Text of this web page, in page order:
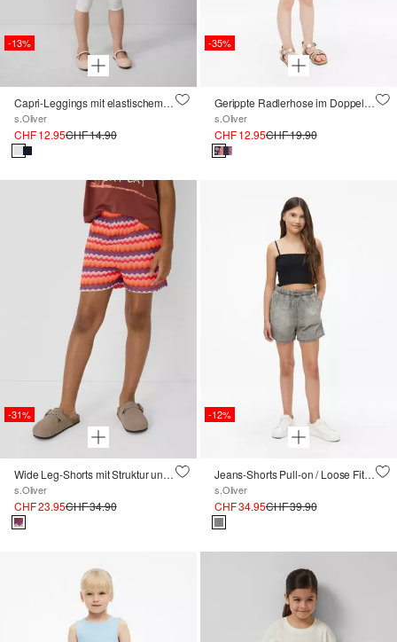
-13%
Capri-Leggings mit elastischem Bund
s.Oliver
CHF 12.95CHF 14.90
-35%
Gerippte Radlerhose im Doppelpack
s.Oliver
CHF 12.95CHF 19.90
-31%
Wide Leg-Shorts mit Struktur und Jerseyfutter
s.Oliver
CHF 23.95CHF 34.90
-12%
Jeans-Shorts Pull-on / Loose Fit / High Rise / Wide Leg / Paperbag-Bund
s.Oliver
CHF 34.95CHF 39.90